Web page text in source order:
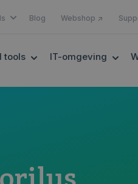
SHOW SUBMENU FOR STARTEN
Blog Webshop ↗
FOR CARECONNECT
tools SHOW SUBMENU FOR
IT-omgeving